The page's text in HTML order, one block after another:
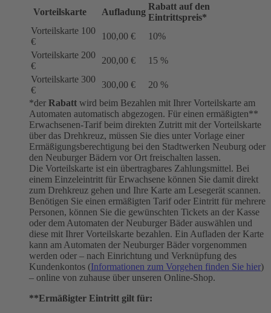
Vorteilskarte
Aufladung
Rabatt auf den
Eintrittspreis*
Vorteilskarte 100
€
100,00 €
10%
Vorteilskarte 200
€
200,00 €
15 %
Vorteilskarte 300
€
300,00 €
20 %
*der Rabatt wird beim Bezahlen mit Ihrer Vorteilskarte am
Automaten automatisch abgezogen. Für einen ermäßigten**
Erwachsenen-Tarif beim direkten Zutritt mit der Vorteilskarte
über das Drehkreuz, müssen Sie dies unter Vorlage einer
Ermäßigungsberechtigung bei den Stadtwerken Neuburg oder
den Neuburger Bädern vor Ort freischalten lassen.
Die Vorteilskarte ist ein übertragbares Zahlungsmittel. Bei
einem Einzeleintritt für Erwachsene können Sie damit direkt
zum Drehkreuz gehen und Ihre Karte am Lesegerät scannen.
Benötigen Sie einen ermäßigten Tarif oder Eintritt für mehrere
Personen, können Sie die gewünschten Tickets an der Kasse
oder dem Automaten der Neuburger Bäder auswählen und
diese mit Ihrer Vorteilskarte bezahlen. Ein Aufladen der Karte
kann am Automaten der Neuburger Bäder vorgenommen
werden oder – nach Einrichtung und Verknüpfung des
Kundenkontos (Informationen zum Vorgehen finden Sie hier)
– online von zuhause über unseren Online-Shop.
**Ermäßigter Eintritt gilt für: